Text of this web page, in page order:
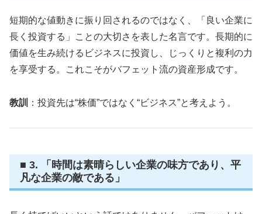
短期的な値動きに振り回されるのではなく、「良い企業に
長く投資する」ことの大切さを表した名言です。長期的に
価値を生み続けるビジネスに投資し、じっくりと複利の力
を享受する。これこそがバフェット流の資産形成です。
教訓 ：投資先は“株価”ではなく“ビジネス”と考えよう。
■ 3. 「時間は素晴らしい企業の味方であり、平
凡な企業の敵である」